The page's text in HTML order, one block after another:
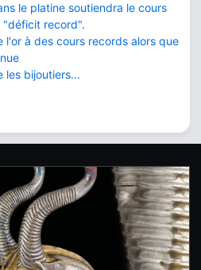
le platine soutiendra le cours
"déficit record".
l'or à des cours records alors que
les bijoutiers...